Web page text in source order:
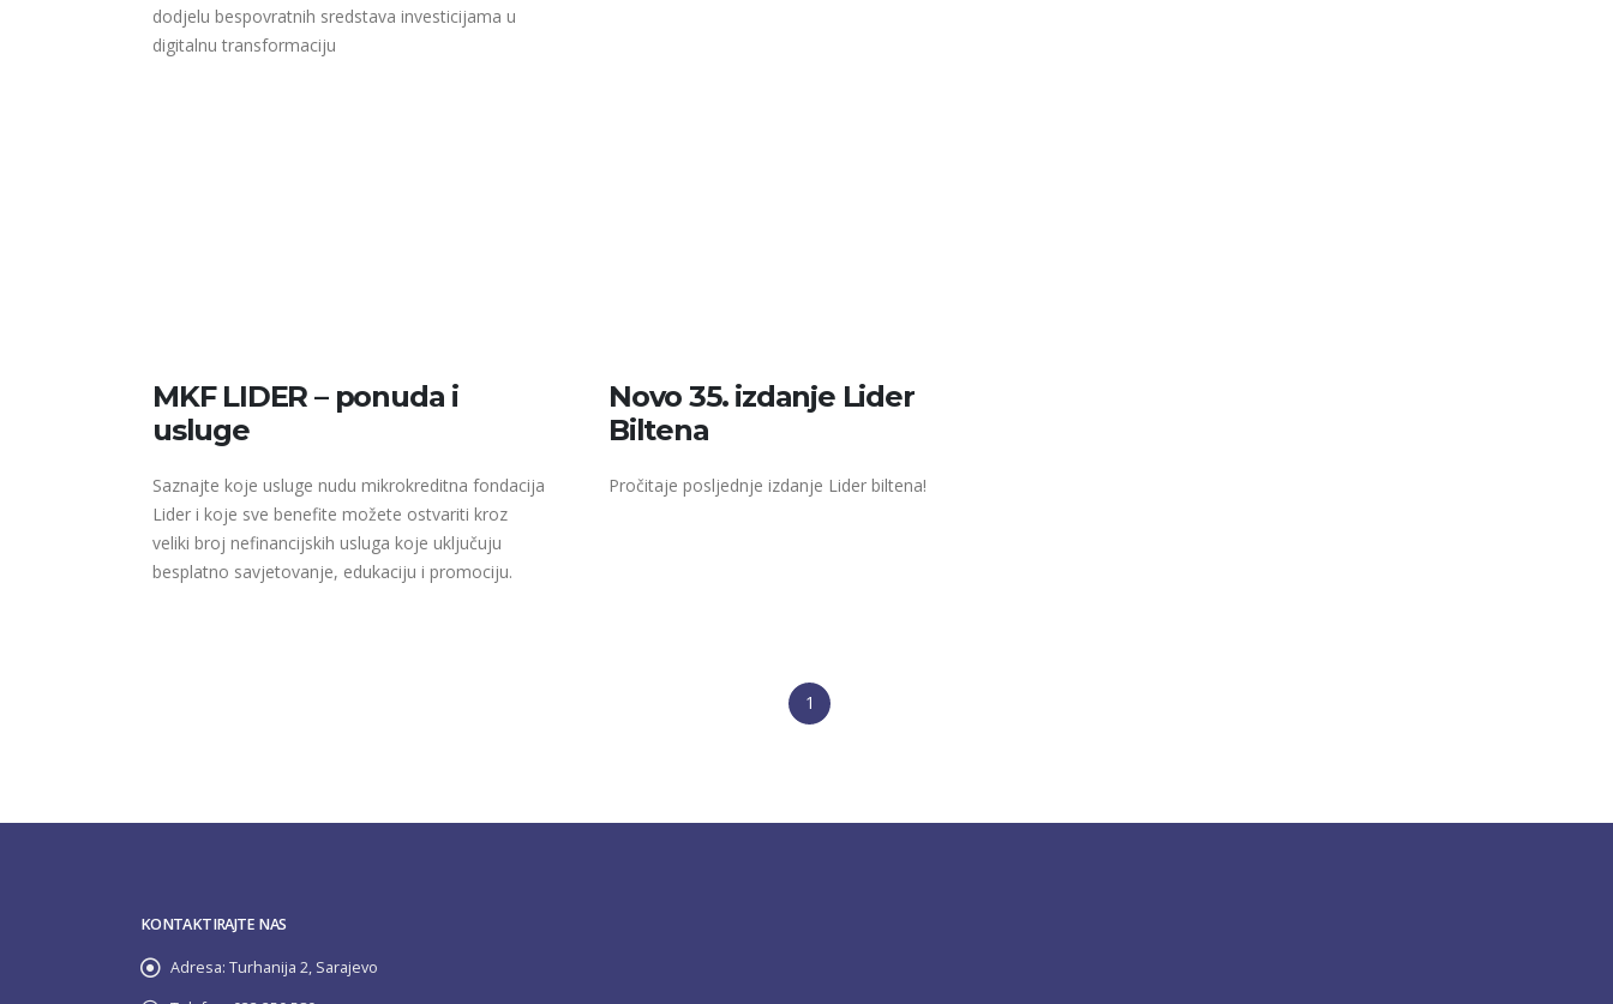
dodjelu bespovratnih sredstava investicijama u
digitalnu transformaciju
MKF LIDER – ponuda i
usluge
Saznajte koje usluge nudu mikrokreditna fondacija
Lider i koje sve benefite možete ostvariti kroz
veliki broj nefinancijskih usluga koje uključuju
besplatno savjetovanje, edukaciju i promociju.
Novo 35. izdanje Lider
Biltena
Pročitaje posljednje izdanje Lider biltena!
1
KONTAKTIRAJTE NAS
Adresa: Turhanija 2, Sarajevo